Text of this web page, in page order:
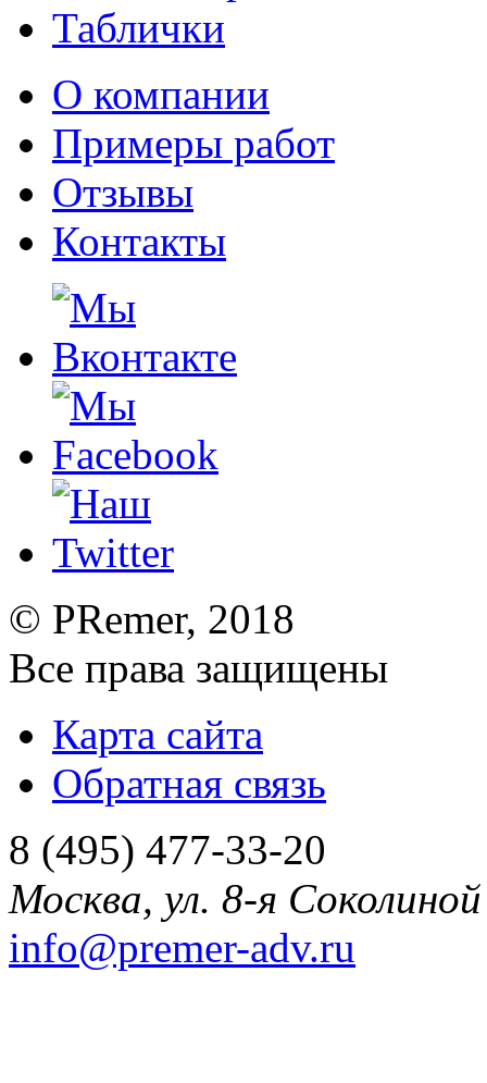
Таблички
О компании
Примеры работ
Отзывы
Контакты
© PRemer, 2018
Все права защищены
Карта сайта
Обратная связь
8 (495) 477-33-20
Москва, ул. 8-я
info@premer-adv.ru